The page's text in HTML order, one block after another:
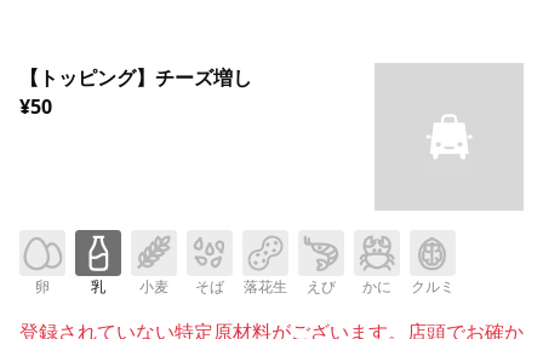
【トッピング】チーズ増し
¥50
卵 乳 小麦 そば 落花生 えび かに クルミ
登録されていない特定原材料がございます。店頭でお確か